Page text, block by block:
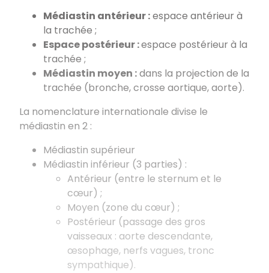
Médiastin antérieur :espace antérieur à
la trachée ;
Espace postérieur :espace postérieur à la
trachée ;
Médiastin moyen :dans la projection de la
trachée (bronche, crosse aortique, aorte).
La nomenclature internationale divise le
médiastin en 2 :
Médiastin supérieur
Médiastin inférieur (3 parties) :
Antérieur (entre le sternum et le
cœur) ;
Moyen (zone du cœur) ;
Postérieur (passage des gros
vaisseaux : aorte descendante,
œsophage, nerfs vagues, tronc
sympathique).